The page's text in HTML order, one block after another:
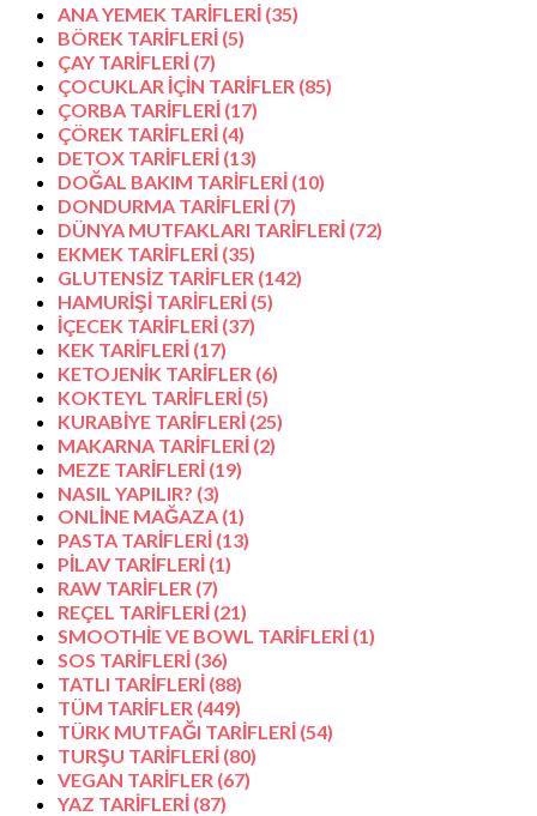
ANA YEMEK TARİFLERİ (35)
BÖREK TARİFLERİ (5)
ÇAY TARİFLERİ (7)
ÇOCUKLAR İÇİN TARİFLER (85)
ÇORBA TARİFLERİ (17)
ÇÖREK TARİFLERİ (4)
DETOX TARİFLERİ (13)
DOĞAL BAKIM TARİFLERİ (10)
DONDURMA TARİFLERİ (7)
DÜNYA MUTFAKLARI TARİFLERİ (72)
EKMEK TARİFLERİ (35)
GLUTENSİZ TARİFLER (142)
HAMURİŞİ TARİFLERİ (5)
İÇECEK TARİFLERİ (37)
KEK TARİFLERİ (17)
KETOJENİK TARİFLER (6)
KOKTEYL TARİFLERİ (5)
KURABİYE TARİFLERİ (25)
MAKARNA TARİFLERİ (2)
MEZE TARİFLERİ (19)
NASIL YAPILIR? (3)
ONLİNE MAĞAZA (1)
PASTA TARİFLERİ (13)
PİLAV TARİFLERİ (1)
RAW TARİFLER (7)
REÇEL TARİFLERİ (21)
SMOOTHİE VE BOWL TARİFLERİ (1)
SOS TARİFLERİ (36)
TATLI TARİFLERİ (88)
TÜM TARİFLER (449)
TÜRK MUTFAĞI TARİFLERİ (54)
TURŞU TARİFLERİ (80)
VEGAN TARİFLER (67)
YAZ TARİFLERİ (87)